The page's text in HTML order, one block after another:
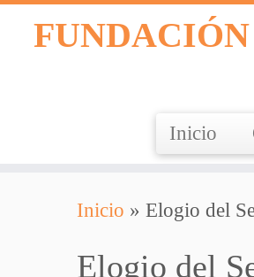
contenido
Inicio
Inicio » Elogio del
Elogio del